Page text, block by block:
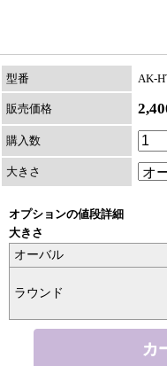
型番 AK-
販売価格
購入数
大きさ
オプションの値段詳細
大きさ
オーバル
ラウンド